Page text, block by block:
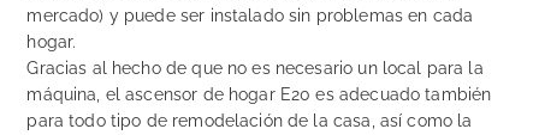
mercado) y puede ser instalado sin problemas en cada
hogar.
Gracias al hecho de que no es necesario un local para la
máquina, el ascensor de hogar E20 es adecuado también
para todo tipo de remodelación de la casa, así como la